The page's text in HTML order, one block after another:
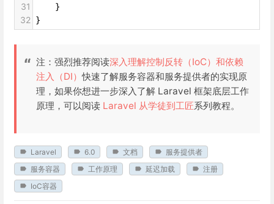
31
    }
32 }
注：强烈推荐阅读深入理解控制反转（IoC）和依赖
注入（DI）快速了解服务容器和服务提供者的实现原
理，如果你想进一步深入了解 Laravel 框架底层工作
原理，可以阅读 Laravel 从学徒到工匠系列教程。
Laravel 6.0 文档
服务提供者
服务容器
工作原理 延迟加载
注册
IoC容器